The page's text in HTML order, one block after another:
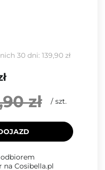
30 dni: 139,90 zł
zł / szt.
na Cosibella.pl